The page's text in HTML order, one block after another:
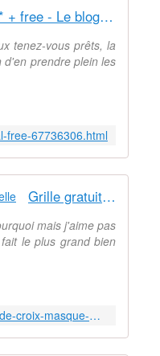
* CARNAVALS * + free - Le blog de PIATINE
tenez-vous prêts, la
d'en prendre plein les
free-67736306.html
Grille gratuite point de croix : Masque musique - Le blog de Isabelle
mais j'aime pas
le plus grand bien
http://passioncreative.over-blog.com/2015/03/grille-gratuite-point-de-croix-masque-musique.html